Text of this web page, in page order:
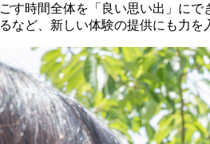
す時間全体を「良い思い出」に
など、新しい体験の提供にも力を